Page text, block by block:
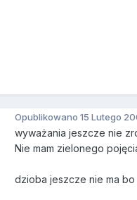
Opublikowano 15 Lutego
wyważania jeszcze nie
Nie mam zielonego
dzioba jeszcze nie ma bo